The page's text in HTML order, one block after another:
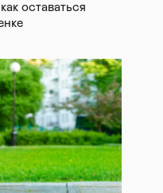
оставаться